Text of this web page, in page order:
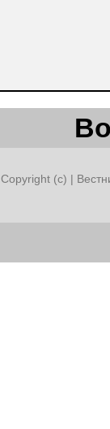
Copyright (c) |